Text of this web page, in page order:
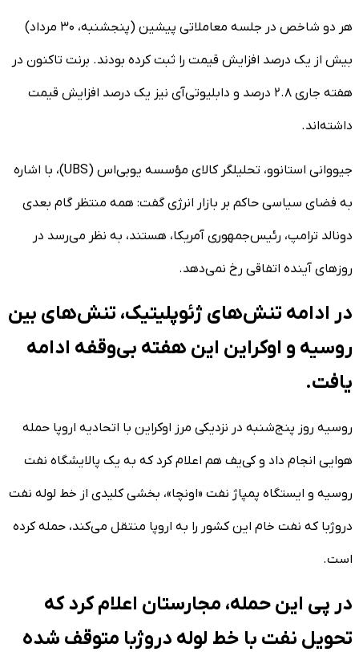
هر دو شاخص در جلسه معاملاتی پیشین (پنجشنبه، ۳۰ مرداد)
بیش از یک درصد افزایش قیمت را ثبت کرده بودند. برنت تاکنون در
هفته جاری ۲.۸ درصد و دابلیوتی‌آی نیز یک درصد افزایش قیمت
داشته‌اند.
جیووانی استانوو، تحلیلگر کالای مؤسسه یوبی‌اس (UBS)، با اشاره
به فضای سیاسی حاکم بر بازار انرژی گفت: همه منتظر گام بعدی
دونالد ترامپ، رئیس‌جمهوری آمریکا، هستند، به نظر می‌رسد در
روز‌های آینده اتفاقی رخ نمی‌دهد.
در ادامه تنش‌های ژئوپلیتیک، تنش‌های بین
روسیه و اوکراین این هفته بی‌وقفه ادامه
یافت.
روسیه روز پنج‌شنبه در نزدیکی مرز اوکراین با اتحادیه اروپا حمله
هوایی انجام داد و کی‌یف هم اعلام کرد که به یک پالایشگاه نفت
روسیه و ایستگاه پمپاژ نفت «اونچا»، بخشی کلیدی از خط لوله نفت
دروژبا که نفت خام این کشور را به اروپا منتقل می‌کند، حمله کرده
است.
در پی این حمله، مجارستان اعلام کرد که
تحویل نفت با خط لوله دروژبا متوقف شده